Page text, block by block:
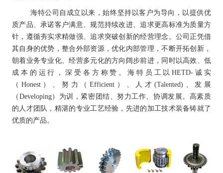
海特公司自成立以来，始终坚持以客户为导向，以提供优
质产品、承诺客户满意、规范持续改进、追求更高标准为质量方
针，遵循夯实求精做强、追求突破创新的经营理念。公司正凭借
其自身的优势，整合外部资源，优化内部管理，不断开拓创新，
朝着业务专业化、经营多元化的方向阔步前进，同时以高效、低
成本的运行，深受各方称赞。海特员工以HETD-诚实
（Honest）、努力（Efficient）、人才(Talented)、发展
（Developing）为训，紧密团结、努力工作、协调发展。高素质
的人才团队，精湛的专业工艺经验，先进的加工技术装备铸就了
优质的产品。